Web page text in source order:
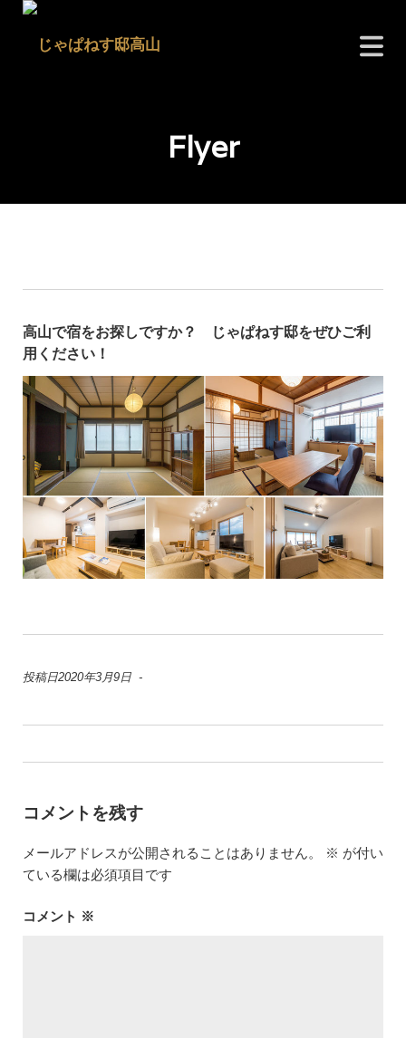
Flyer
高山で宿をお探しですか？ じゃぱねす邸をぜひご利
用ください！
投稿日2020年3月9日 -
コメントを残す
メールアドレスが公開されることはありません。 ※ が付い
ている欄は必須項目です
コメント ※